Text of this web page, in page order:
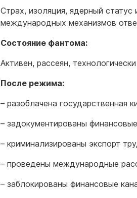
Страх, изоляция, ядерный
международных механизмов
Состояние фантома:
Активен, рассеян,
После режима:
– разоблачена государственная
– задокументированы
– криминализированы экспорт
– проведены международные
– заблокированы финансовые